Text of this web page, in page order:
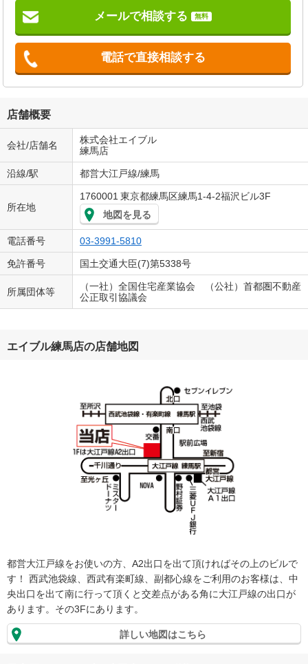
メールで相談する 無料
電話で直接相談する
店舗概要
会社/店舗名
株式会社エイブル
練馬店
沿線/駅 都営大江戸線/練馬
所在地
1760001 東京都練馬区練馬1-4-2福沢ビル3F
地図を見る
電話番号 03-3991-5810
免許番号 国土交通大臣(7)第5338号
所属団体等
（一社）全国住宅産業協会 （公社）首都圏不動産
公正取引協議会
エイブル練馬店の店舗地図
都営大江戸線をお使いの方、A2出口を出て頂ければその上のビルで
す！ 西武池袋線、西武有楽町線、副都心線をご利用のお客様は、中
央出口を出て南に行って頂くと交差点がある角に大江戸線の出口が
あります。その3Fにあります。
詳しい地図はこちら